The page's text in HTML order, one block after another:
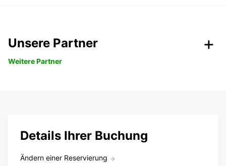
Unsere Partner
Weitere Partner
Details Ihrer Buchung
Ändern einer Reservierung